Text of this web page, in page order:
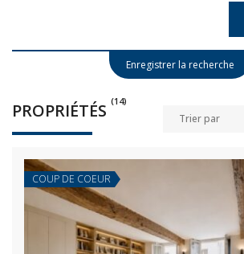
Enregistrer la recherche
PROPRIÉTÉS (14)
Trier par
COUP DE COEUR